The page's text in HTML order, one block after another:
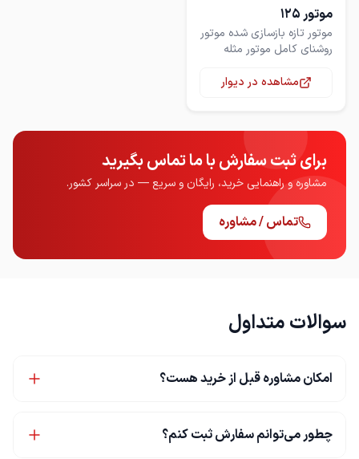
موتور 125
موتور تازه بازسازی شده موتور
روشنای کامل موتور مثله
فوری بعلت نیاز مالی
مشاهده در دیوار
برای ثبت سفارش با ما تماس بگیرید
مشاوره و راهنمایی خرید، رایگان و سریع — در سراسر کشور.
تماس / مشاوره
سوالات متداول
امکان مشاوره قبل از خرید هست؟
چطور می‌توانم سفارش ثبت کنم؟